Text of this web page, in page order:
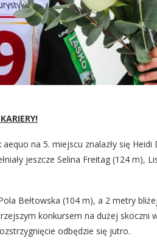
na 5. miejscu znalazły się Heidi
jeszcze Selina Freitag (124 m),
Bełtowska (104 m), a 2 metry bliżej
konkursem na dużej skoczni
odbędzie się jutro.